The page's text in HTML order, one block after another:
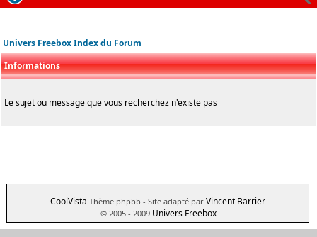
Univers Freebox Index du Forum
Informations
Le sujet ou message que vous recherchez n'existe pas
CoolVista Thème phpbb - Site adapté par Vincent Barrier
© 2005 - 2009 Univers Freebox